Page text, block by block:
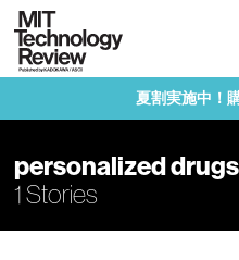
夏割実施中！
personalized drugs
1 Stories